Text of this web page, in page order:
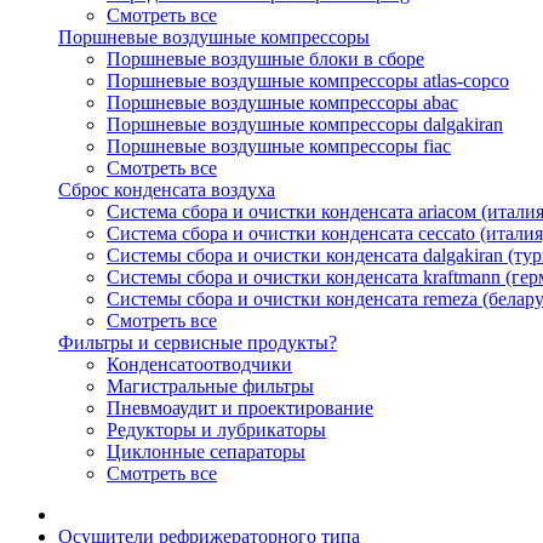
Смотреть все
Поршневые воздушные компрессоры
Поршневые воздушные блоки в сборе
Поршневые воздушные компрессоры atlas-copco
Поршневые воздушные компрессоры abac
Поршневые воздушные компрессоры dalgakiran
Поршневые воздушные компрессоры fiac
Смотреть все
Сброс конденсата воздуха
Система сбора и очистки конденсата ariacом
Система сбора и очистки конденсата ceccato
Системы сбора и очистки конденсата dalgakiran
Системы сбора и очистки конденсата kraftmann
Системы сбора и очистки конденсата remeza
Смотреть все
Фильтры и сервисные продукты?
Конденсатоотводчики
Магистральные фильтры
Пневмоаудит и проектирование
Редукторы и лубрикаторы
Циклонные сепараторы
Смотреть все
Осушители рефрижераторного типа